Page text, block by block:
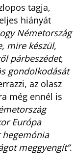
tagja,
hiányát
Németország
mire készül,
párbeszédet,
gondolkodását
az olasz
még ennél is
Európa
hegemónia
meggyengít”.